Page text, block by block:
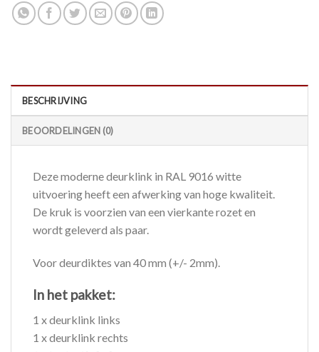
BESCHRIJVING
BEOORDELINGEN (0)
Deze moderne deurklink in RAL 9016 witte
uitvoering heeft een afwerking van hoge kwaliteit.
De kruk is voorzien van een vierkante rozet en
wordt geleverd als paar.
Voor deurdiktes van 40 mm (+/- 2mm).
In het pakket:
1 x deurklink links
1 x deurklink rechts